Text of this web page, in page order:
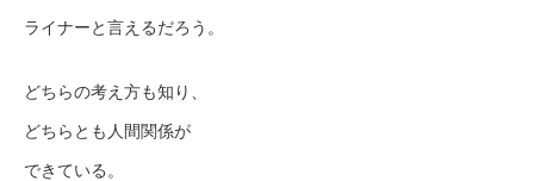
ライナーと言えるだろう。
どちらの考え方も知り、
どちらとも人間関係が
できている。